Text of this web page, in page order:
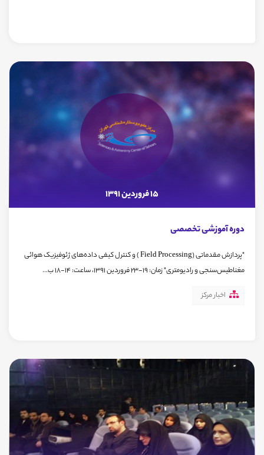
15 فروردین 1391
دوره آموزشی تخصصی
"پردازش مقدماتی (Field Processing ) و کنترل کیفی داده‌های ژئوفیزیک هوائی
مغناطیس‌سنجی و رادیومتری" زمان: 19-23 فروردین 1391، ساعت: 14-18 ب...
اخبار مرکز